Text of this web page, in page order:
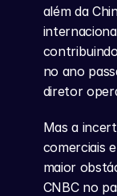
além da
no ano
diretor
Mas a
comerciais
maior
CNBC no